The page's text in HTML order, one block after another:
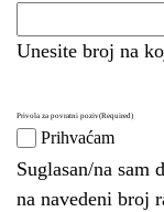
Unesite broj na
Privola za povratni poziv(Required)
Prihvaćam
Suglasan/na sam
na navedeni broj